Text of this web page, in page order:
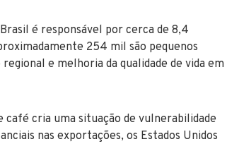
é responsável por cerca de 8,4
254 mil são pequenos
e melhoria da qualidade de vida em
cria uma situação de vulnerabilidade
nas exportações, os Estados Unidos